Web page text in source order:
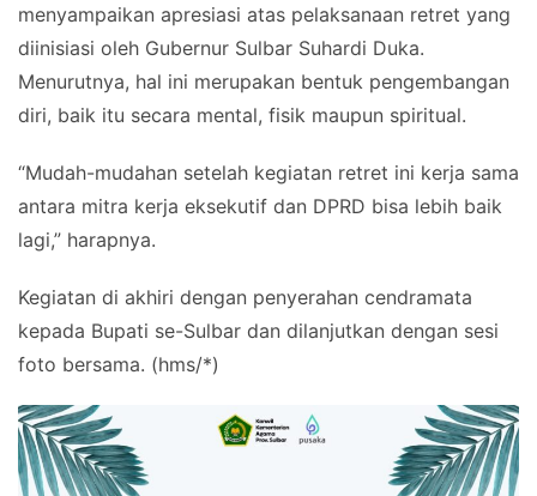
menyampaikan apresiasi atas pelaksanaan retret yang
diinisiasi oleh Gubernur Sulbar Suhardi Duka.
Menurutnya, hal ini merupakan bentuk pengembangan
diri, baik itu secara mental, fisik maupun spiritual.
“Mudah-mudahan setelah kegiatan retret ini kerja sama
antara mitra kerja eksekutif dan DPRD bisa lebih baik
lagi,” harapnya.
Kegiatan di akhiri dengan penyerahan cendramata
kepada Bupati se-Sulbar dan dilanjutkan dengan sesi
foto bersama. (hms/*)